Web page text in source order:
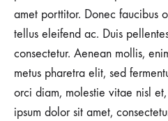
amet porttitor. Donec faucibus
tellus eleifend ac. Duis
consectetur. Aenean mollis,
metus pharetra elit, sed
orci diam, molestie vitae nisl
ipsum dolor sit amet,